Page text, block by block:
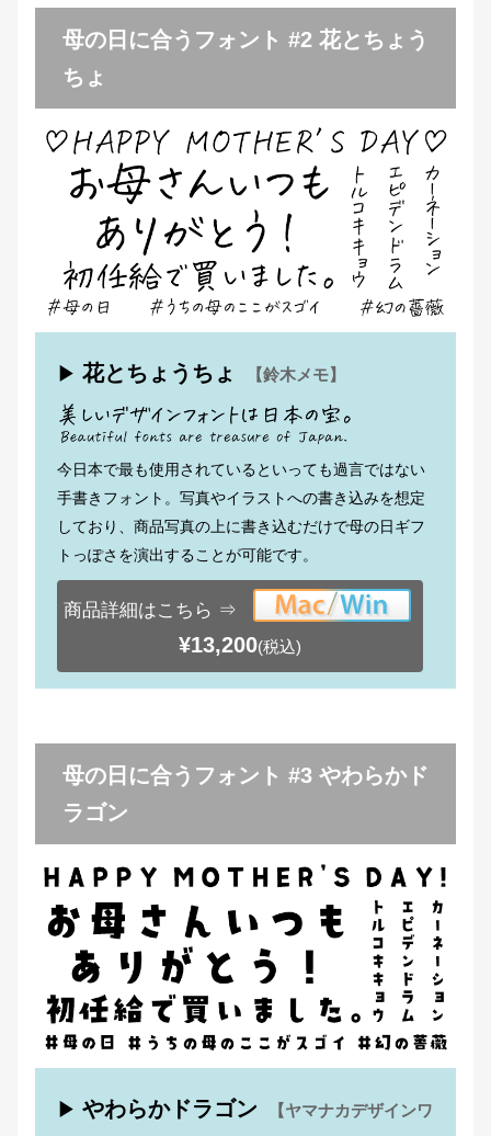
母の日に合うフォント #2 花とちょう
ちょ
▶ 花とちょうちょ 【鈴木メモ】
今日本で最も使用されているといっても過言ではない
手書きフォント。写真やイラストへの書き込みを想定
しており、商品写真の上に書き込むだけで母の日ギフ
トっぽさを演出することが可能です。
商品詳細はこちら ⇒
¥13,200(税込)
母の日に合うフォント #3 やわらかド
ラゴン
▶ やわらかドラゴン 【ヤマナカデザインワ